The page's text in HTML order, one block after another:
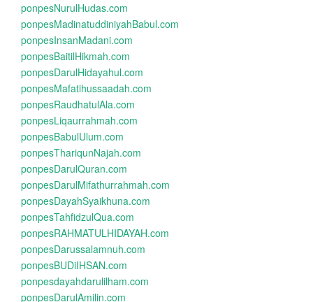
ponpesNurulHudas.com
ponpesMadinatuddiniyahBabul.com
ponpesInsanMadani.com
ponpesBaitilHikmah.com
ponpesDarulHidayahul.com
ponpesMafatihussaadah.com
ponpesRaudhatulAla.com
ponpesLiqaurrahmah.com
ponpesBabulUlum.com
ponpesThariqunNajah.com
ponpesDarulQuran.com
ponpesDarulMifathurrahmah.com
ponpesDayahSyaikhuna.com
ponpesTahfidzulQua.com
ponpesRAHMATULHIDAYAH.com
ponpesDarussalamnuh.com
ponpesBUDiIHSAN.com
ponpesdayahdarulilham.com
ponpesDarulAmilin.com